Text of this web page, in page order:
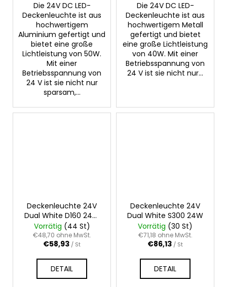
Die 24V DC LED-
Deckenleuchte ist aus
hochwertigem
Aluminium gefertigt und
bietet eine große
Lichtleistung von 50W.
Mit einer
Betriebsspannung von
24 V ist sie nicht nur
sparsam,...
Die 24V DC LED-
Deckenleuchte ist aus
hochwertigem Metall
gefertigt und bietet
eine große Lichtleistung
von 40W. Mit einer
Betriebsspannung von
24 V ist sie nicht nur...
Deckenleuchte 24V
Dual White D160 24W
IP54
Vorrätig (44 St)
€48,70 ohne MwSt.
€58,93 / St
DETAIL
Deckenleuchte 24V
Dual White S300 24W
Vorrätig (30 St)
€71,18 ohne MwSt.
€86,13 / St
DETAIL